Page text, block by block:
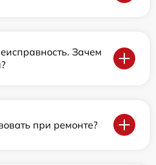
Зачем
при ремонте?